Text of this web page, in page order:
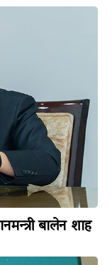
बालेन शाह